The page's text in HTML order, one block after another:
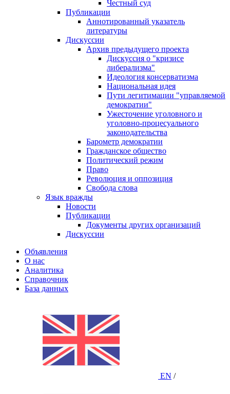
Честный суд
Публикации
Аннотированный указатель
литературы
Дискуссии
Архив предыдущего проекта
Дискуссия о "кризисе
либерализма"
Идеология консерватизма
Национальная идея
Пути легитимации "управляемой
демократии"
Ужесточение уголовного и
уголовно-процесуального
законодательства
Барометр демократии
Гражданское общество
Политический режим
Право
Революция и оппозиция
Свобода слова
Язык вражды
Новости
Публикации
Документы других организаций
Дискуссии
Объявления
О нас
Аналитика
Справочник
База данных
EN /